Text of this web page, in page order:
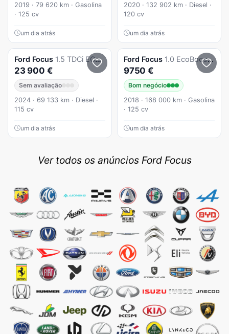
2019 · 79 620 km · Gasolina
· 125 cv
um dia atrás
2020 · 132 902 km · Diesel ·
120 cv
um dia atrás
Ford Focus 1.5 TDCi ECOBlue ST-Line Aut.
23 900 €
Sem avaliação
2024 · 69 133 km · Diesel ·
115 cv
um dia atrás
Ford Focus 1.0 EcoBoost Titanium
9750 €
Bom negócio
2018 · 168 000 km · Gasolina
· 125 cv
um dia atrás
Ver todos os anúncios Ford Focus